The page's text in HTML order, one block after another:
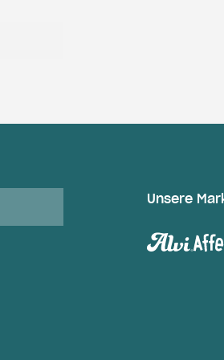
Unsere